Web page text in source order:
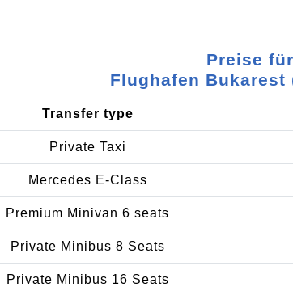
Preise
Flughafen Bukarest
Transfer type
Private Taxi
Mercedes E-Class
Premium Minivan 6 seats
Private Minibus 8 Seats
Private Minibus 16 Seats